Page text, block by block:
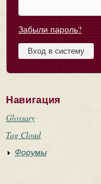
Забыли пароль?
Навигация
Glossary
Tag Cloud
Форумы